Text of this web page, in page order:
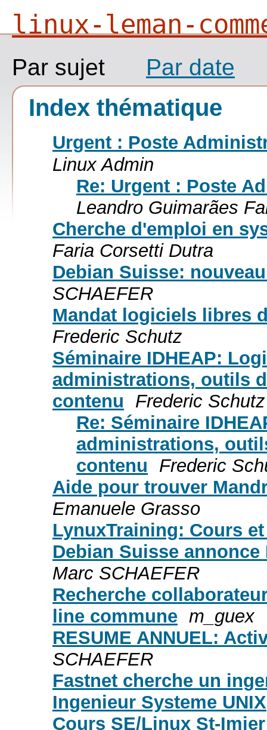
linux-leman-
Par sujet Par date
Index thématique
Urgent : Poste
Linux Admin
Re: Urgent : Poste
Leandro Guimarães
Cherche d'emploi en
Faria Corsetti Dutra
Debian Suisse:
SCHAEFER
Mandat logiciels libres
Frederic Schutz
Séminaire IDHEAP:
administrations, outils
contenu
Frederic Schutz
Re: Séminaire
administrations,
contenu
Frederic
Aide pour trouver
Emanuele Grasso
LynuxTraining: Cours
Debian Suisse
Marc SCHAEFER
Recherche
line commune m_guex
RESUME ANNUEL:
SCHAEFER
Fastnet cherche un
Ingenieur Systeme UNIX
Cours SE/Linux St-Imier